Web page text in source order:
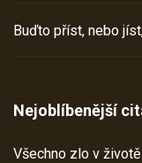
Buďto příst, nebo
Nejoblíbenější
Všechno zlo v